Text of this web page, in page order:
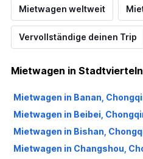
Mietwagen weltweit
Vervollständige deinen Trip
Mietwagen in
Mietwagen in Banan,
Mietwagen in Beibei,
Mietwagen in Bishan,
Mietwagen in Changshou,